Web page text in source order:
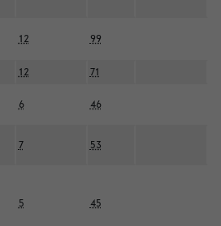
12 99
12 71
6 46
7 53
5 45